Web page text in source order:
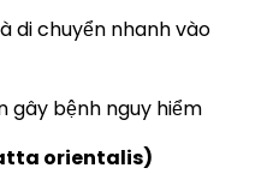
di chuyển nhanh vào
gây bệnh nguy hiểm
orientalis)